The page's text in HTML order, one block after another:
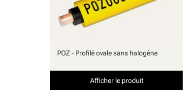
POZ - Profilé ovale sans halogène
Afficher le produit